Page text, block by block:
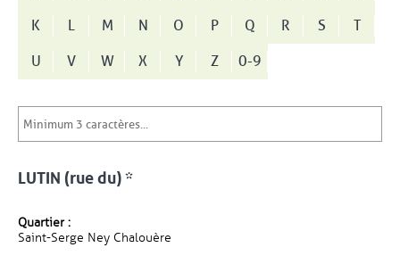
K
L M N O P Q R S
T
U
V W X Y Z 0-9
LUTIN (rue du) *
Quartier :
Saint-Serge Ney Chalouère